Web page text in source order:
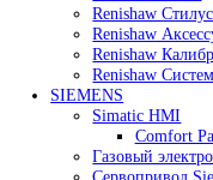
MITSUBISHI
Renishaw
CMM
Renishaw
Renishaw
Renishaw